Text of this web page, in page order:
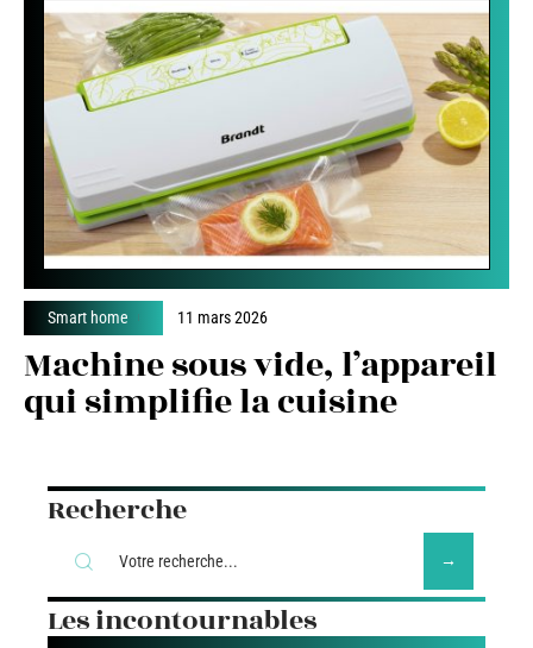
Smart home 11 mars 2026
Machine sous vide, l’appareil
qui simplifie la cuisine
Recherche
Les incontournables